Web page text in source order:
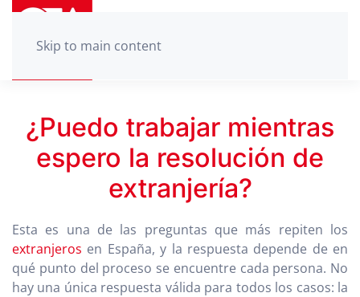
Skip to main content
¿Puedo trabajar mientras
espero la resolución de
extranjería?
Esta es una de las preguntas que más repiten los
extranjeros en España, y la respuesta depende de en
qué punto del proceso se encuentre cada persona. No
hay una única respuesta válida para todos los casos: la